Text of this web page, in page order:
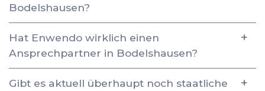
Bodelshausen?
Hat Enwendo wirklich einen
Ansprechpartner in Bodelshausen?
Gibt es aktuell überhaupt noch staatliche